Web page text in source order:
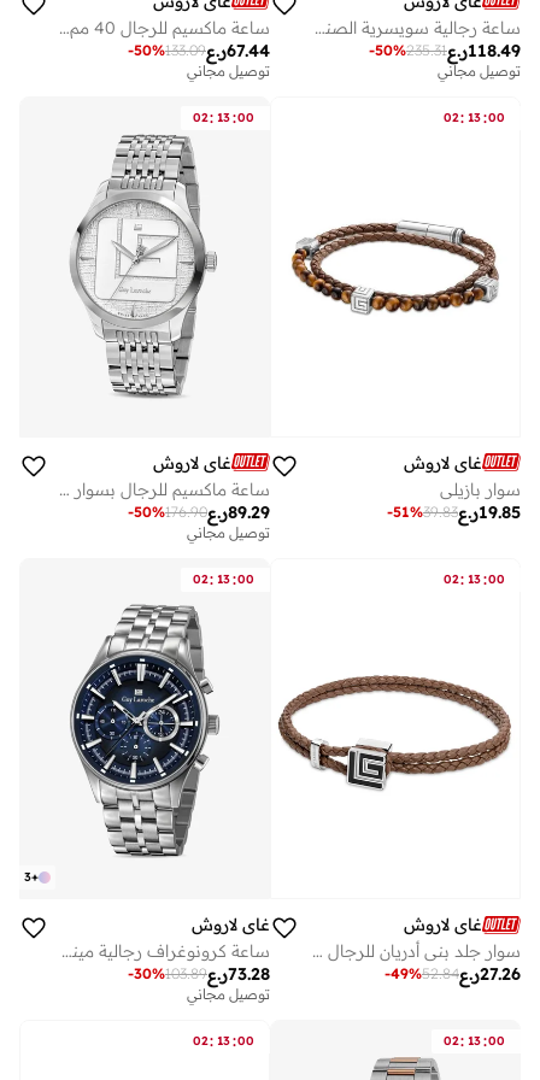
ساعة رجالية سويسرية الصنع من تشارلي بقرص أزرق وسوار فضي من الفولاذ المقاوم للصدأ
ر.ع118.49
235.31
-50%
توصيل مجاني
ساعة ماكسيم للرجال 40 مم سويسرية كوارتز بقرص فضي منقوش بلونين وسوار جلد أسود وزجاج سافاير
ر.ع67.44
133.09
-50%
توصيل مجاني
02: 13:00
غاي لاروش
سوار بازيلي
ر.ع19.85
39.83
-51%
02: 13:00
غاي لاروش
ساعة ماكسيم للرجال بسوار فضي من الستانلس ستيل ملم ضغط جوي
ر.ع89.29
176.90
-50%
توصيل مجاني
02: 13:00
غاي لاروش
سوار جلد بني أدريان للرجال مع مينا سوداء
ر.ع27.26
52.84
-49%
02: 13:00
+
3
غاي لاروش
ساعة كرونوغراف رجالية مينا زرقاء بسوار فضي معدني مم
ر.ع73.28
103.89
-30%
توصيل مجاني
02: 13:00
02: 13:00